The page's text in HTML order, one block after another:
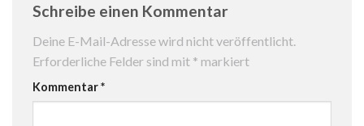
Schreibe einen Kommentar
Deine E-Mail-Adresse wird nicht veröffentlicht.
Erforderliche Felder sind mit * markiert
Kommentar*